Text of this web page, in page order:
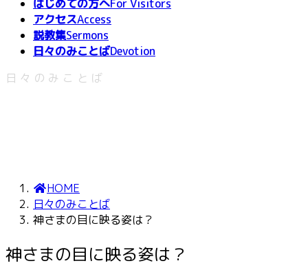
はじめての方へFor Visitors
アクセスAccess
説教集Sermons
日々のみことばDevotion
日々のみことば
HOME
日々のみことば
神さまの目に映る姿は？
神さまの目に映る姿は？